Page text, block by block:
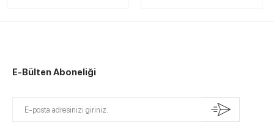
E-Bülten Aboneliği